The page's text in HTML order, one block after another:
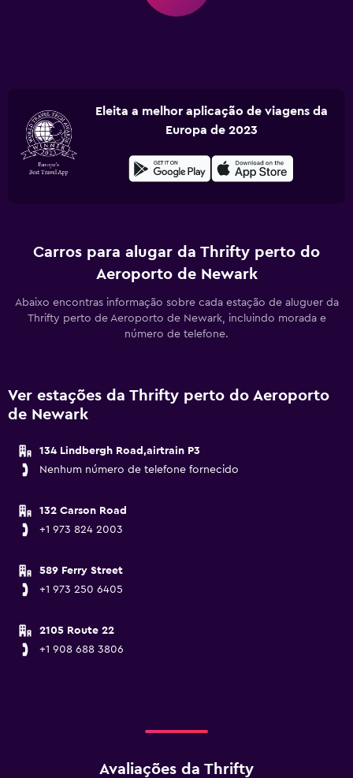
Eleita a melhor aplicação de viagens da
Europa de 2023
Carros para alugar da Thrifty perto do
Aeroporto de Newark
Abaixo encontras informação sobre cada estação de aluguer da
Thrifty perto de Aeroporto de Newark, incluindo morada e
número de telefone.
Ver estações da Thrifty perto do Aeroporto
de Newark
134 Lindbergh Road,airtrain P3
Nenhum número de telefone fornecido
132 Carson Road
+1 973 824 2003
589 Ferry Street
+1 973 250 6405
2105 Route 22
+1 908 688 3806
Avaliações da Thrifty